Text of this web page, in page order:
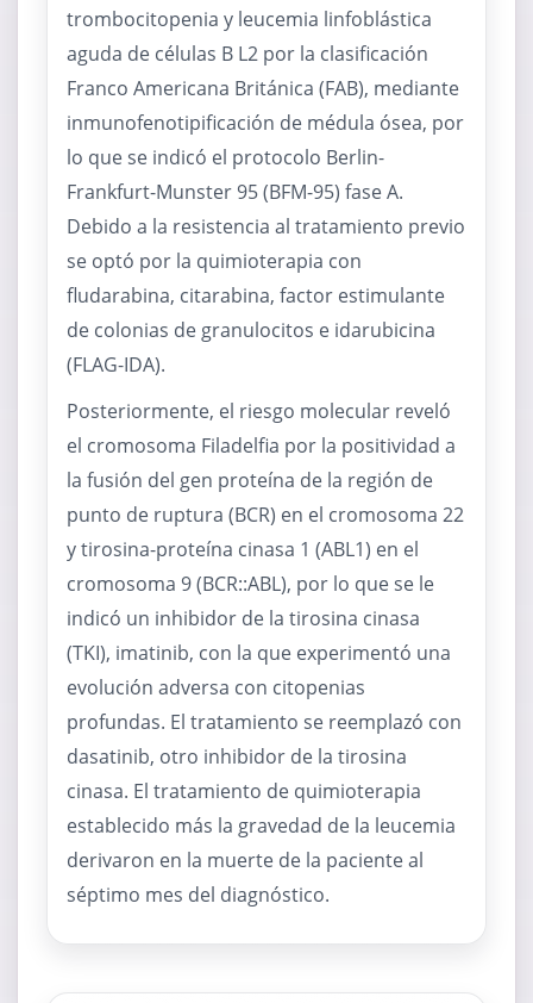
trombocitopenia y leucemia linfoblástica
aguda de células B L2 por la clasificación
Franco Americana Británica (FAB), mediante
inmunofenotipificación de médula ósea, por
lo que se indicó el protocolo Berlin-
Frankfurt-Munster 95 (BFM-95) fase A.
Debido a la resistencia al tratamiento previo
se optó por la quimioterapia con
fludarabina, citarabina, factor estimulante
de colonias de granulocitos e idarubicina
(FLAG-IDA).
Posteriormente, el riesgo molecular reveló
el cromosoma Filadelfia por la positividad a
la fusión del gen proteína de la región de
punto de ruptura (BCR) en el cromosoma 22
y tirosina-proteína cinasa 1 (ABL1) en el
cromosoma 9 (BCR::ABL), por lo que se le
indicó un inhibidor de la tirosina cinasa
(TKI), imatinib, con la que experimentó una
evolución adversa con citopenias
profundas. El tratamiento se reemplazó con
dasatinib, otro inhibidor de la tirosina
cinasa. El tratamiento de quimioterapia
establecido más la gravedad de la leucemia
derivaron en la muerte de la paciente al
séptimo mes del diagnóstico.